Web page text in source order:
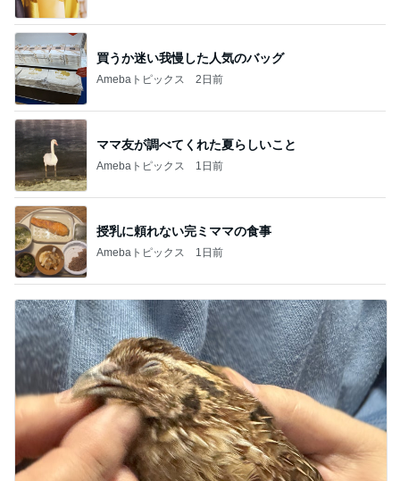
買うか迷い我慢した人気のバッグ
Amebaトピックス 2日前
ママ友が調べてくれた夏らしいこと
Amebaトピックス 1日前
授乳に頼れない完ミママの食事
Amebaトピックス 1日前